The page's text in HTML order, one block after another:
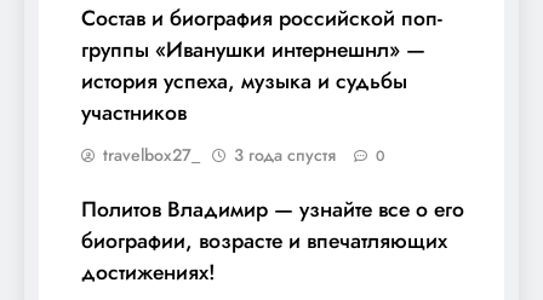
Состав и биография российской поп-
группы «Иванушки интернешнл» —
история успеха, музыка и судьбы
участников
travelbox27_ 3 года спустя 0
Политов Владимир — узнайте все о его
биографии, возрасте и впечатляющих
достижениях!